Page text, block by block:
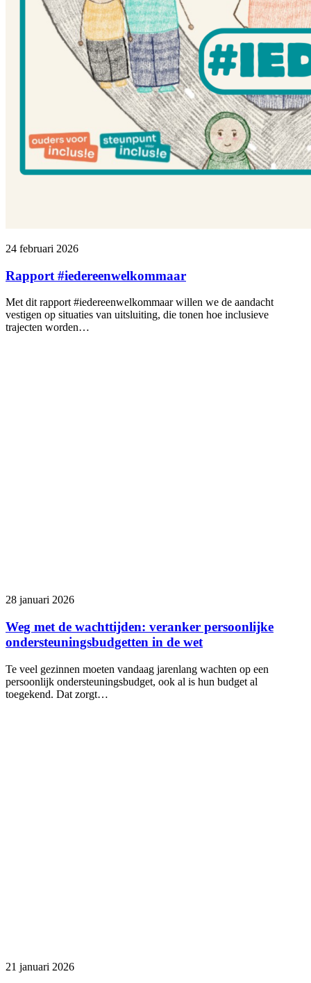
24 februari 2026
Rapport #iedereenwelkommaar
Met dit rapport #iedereenwelkommaar willen we de aandacht
vestigen op situaties van uitsluiting, die tonen hoe inclusieve
trajecten worden…
28 januari 2026
Weg met de wachttijden: veranker persoonlijke
ondersteuningsbudgetten in de wet
Te veel gezinnen moeten vandaag jarenlang wachten op een
persoonlijk ondersteuningsbudget, ook al is hun budget al
toegekend. Dat zorgt…
21 januari 2026